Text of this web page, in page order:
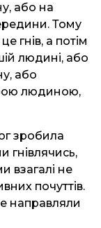
або на
Тому
гнів, а потім
людині, або
або
людиною,
зробила
гнівлячись,
взагалі не
почуттів.
направляли